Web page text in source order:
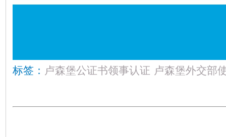
标签： 卢森堡公证书领事认证 卢森堡外交部